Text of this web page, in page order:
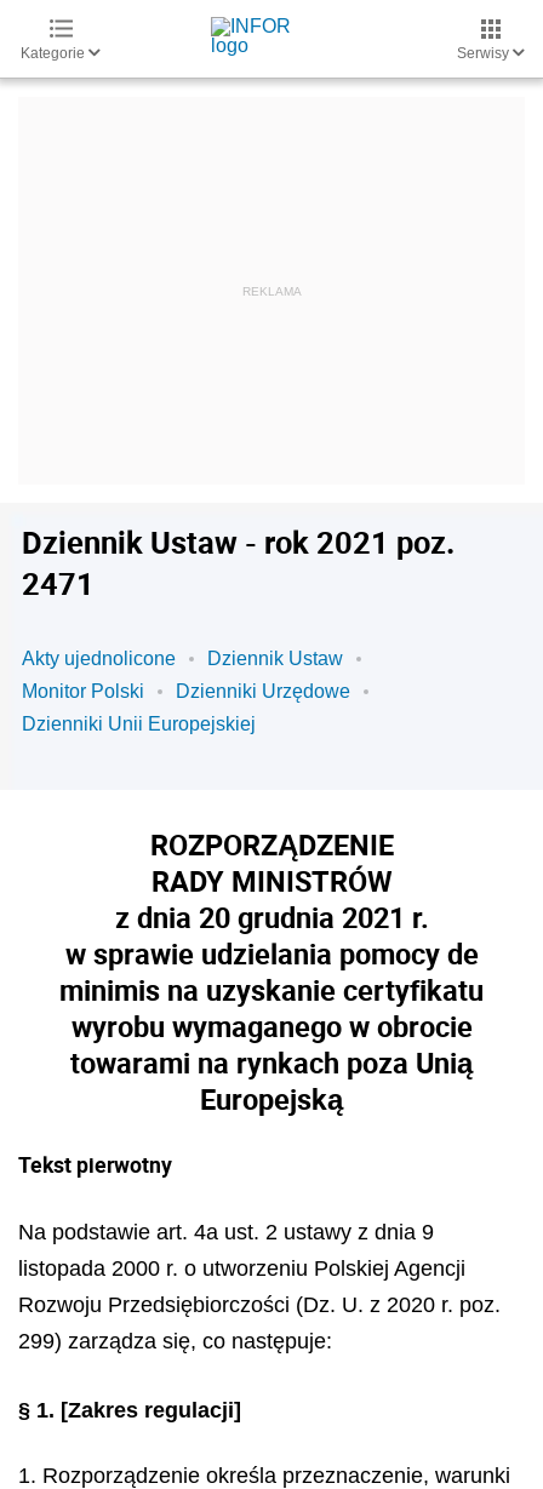
Kategorie Serwisy
Dziennik Ustaw - rok 2021 poz.
2471
Akty ujednolicone
Dziennik Ustaw
Monitor Polski
Dzienniki Urzędowe
Dzienniki Unii Europejskiej
ROZPORZĄDZENIE
RADY MINISTRÓW
z dnia 20 grudnia 2021 r.
w sprawie udzielania pomocyde
minimis na uzyskanie certyfikatu
wyrobu wymaganego w obrocie
towarami na rynkach poza Unią
Europejską
Tekst pierwotny
Na podstawie art. 4a ust. 2 ustawy z dnia 9
listopada 2000 r. o utworzeniu Polskiej Agencji
Rozwoju Przedsiębiorczości (Dz. U. z 2020 r. poz.
299) zarządza się, co następuje:
§ 1. [Zakres regulacji]
1. Rozporządzenie określa przeznaczenie, warunki